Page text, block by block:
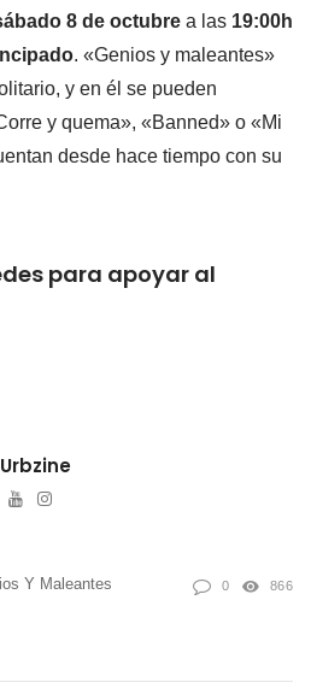
8 de octubre a las 19:00h
. «Genios y maleantes»
y en él se pueden
y quema», «Banned» o «Mi
desde hace tiempo con su
para apoyar al
YoutubeInstagram
Y Maleantes
0 866